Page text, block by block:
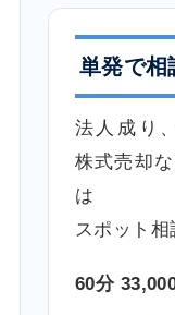
単発で相
法人成り
株式売却
スポット相
60分